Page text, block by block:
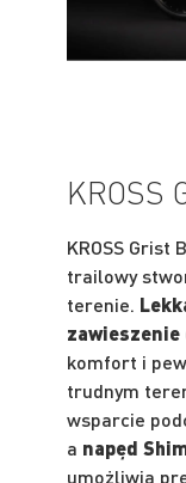
KROSS
KROSS
trailowy
terenie.
zawieszenie
komfort i
trudnym
wsparcie
a napęd
umożliwia